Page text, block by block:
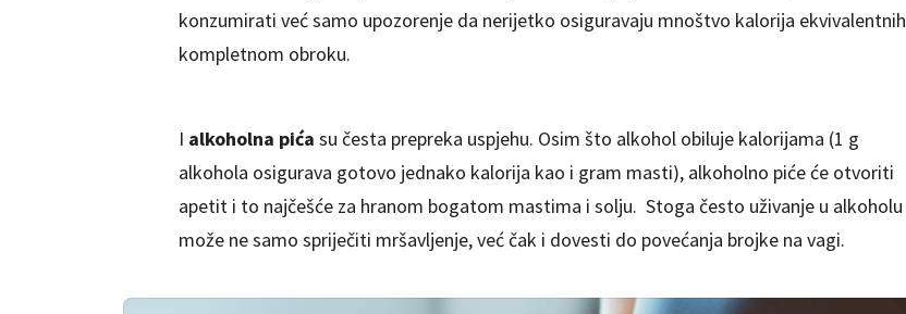
konzumirati već samo upozorenje da nerijetko osiguravaju mnoštvo kalorija ekvivalentnih
kompletnom obroku.
I alkoholna pića su česta prepreka uspjehu. Osim što alkohol obiluje kalorijama (1 g
alkohola osigurava gotovo jednako kalorija kao i gram masti), alkoholno piće će otvoriti
apetit i to najčešće za hranom bogatom mastima i solju. Stoga često uživanje u alkoholu
može ne samo spriječiti mršavljenje, već čak i dovesti do povećanja brojke na vagi.